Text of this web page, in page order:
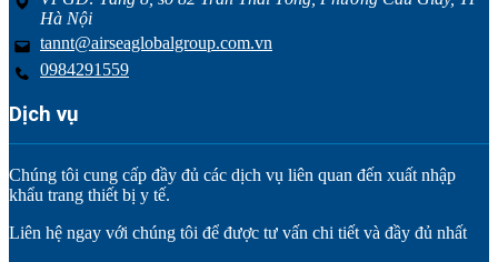
Hà Nội
tannt@airseaglobalgroup.com.vn
0984291559
Dịch vụ
Chúng tôi cung cấp đầy đủ các dịch vụ liên quan đến xuất nhập
khẩu trang thiết bị y tế.
Liên hệ ngay với chúng tôi để được tư vấn chi tiết và đầy đủ nhất